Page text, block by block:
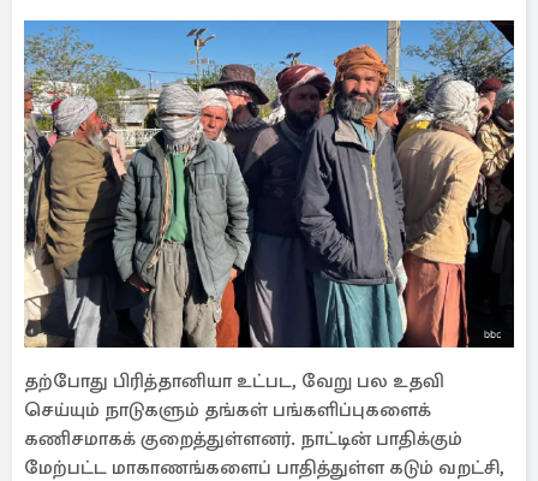
தற்போது பிரித்தானியா உட்பட, வேறு பல உதவி
செய்யும் நாடுகளும் தங்கள் பங்களிப்புகளைக்
கணிசமாகக் குறைத்துள்ளனர். நாட்டின் பாதிக்கும்
மேற்பட்ட மாகாணங்களைப் பாதித்துள்ள கடும் வறட்சி,